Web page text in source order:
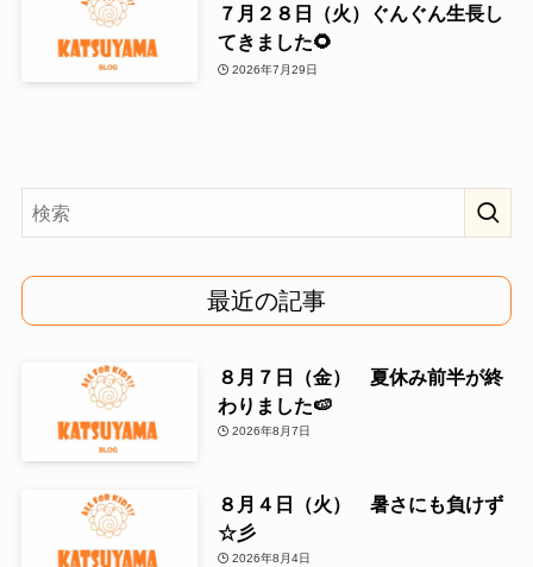
７月２８日（火）ぐんぐん生長し
てきました🌻
2026年7月29日
最近の記事
８月７日（金） 夏休み前半が終
わりました🍉
2026年8月7日
８月４日（火） 暑さにも負けず
☆彡
2026年8月4日